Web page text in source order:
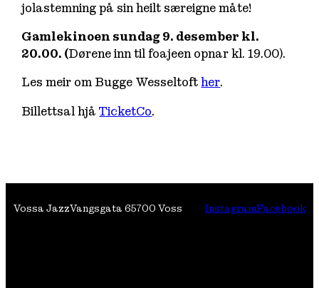
jolastemning på sin heilt særeigne måte!
Gamlekinoen sundag 9. desember kl.
20.00. (Dørene inn til foajeen opnar kl. 19.00).
Les meir om Bugge Wesseltofther.
Billettsal hjåTicketCo.
Vossa JazzVangsgata 65700 Voss InstagramFacebook